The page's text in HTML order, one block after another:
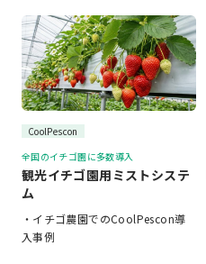
CoolPescon
全国のイチゴ園に多数導入
観光イチゴ園用ミストシステ
ム
・イチゴ農園でのCoolPescon導
入事例